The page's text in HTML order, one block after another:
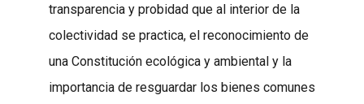
transparencia y probidad que al interior de la
colectividad se practica, el reconocimiento de
una Constitución ecológica y ambiental y la
importancia de resguardar los bienes comunes